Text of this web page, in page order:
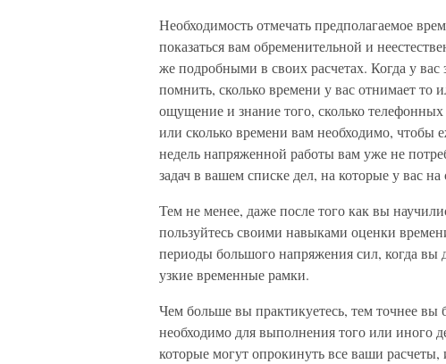
Необходимость отмечать предполагаемое
показаться вам обременительной и
же подробными в своих расчетах. Когда у
помнить, сколько времени у вас отнимает то
ощущение и знание того, сколько
или сколько времени вам необходимо, чтобы
недель напряженной работы вам уже не
задач в вашем списке дел, на которые у вас
Тем не менее, даже после того как вы
пользуйтесь своими навыками оценки
периоды большого напряжения сил, когда вы
узкие временные рамки.
Чем больше вы практикуетесь, тем точнее вы
необходимо для выполнения того или иного
которые могут опрокинуть все ваши